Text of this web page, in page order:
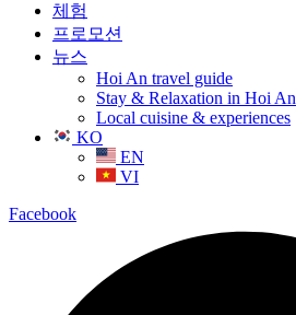
체험
프로모션
뉴스
Hoi An travel guide
Stay & Relaxation in Hoi An
Local cuisine & experiences
KO
EN
VI
Facebook